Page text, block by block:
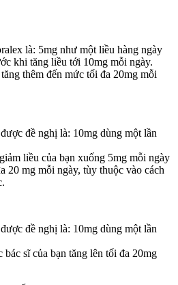
là: 5mg như một liều hàng ngày
khi tăng liều tới 10mg mỗi ngày.
thêm đến mức tối đa 20mg mỗi
đề nghị là: 10mg dùng một lần
liều của bạn xuống 5mg mỗi ngày
20 mg mỗi ngày, tùy thuộc vào cách
đề nghị là: 10mg dùng một lần
sĩ của bạn tăng lên tối đa 20mg